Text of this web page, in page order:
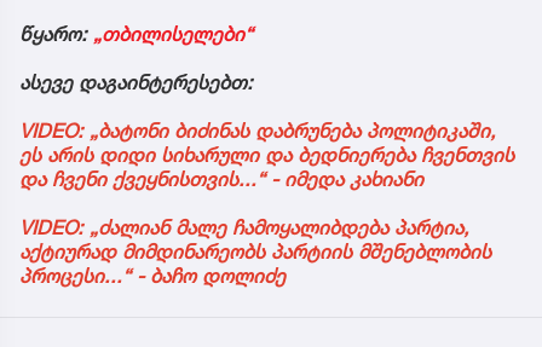
წყარო: „თბილისელები“
ასევე დაგაინტერესებთ:
VIDEO: „ბატონი ბიძინას დაბრუნება პოლიტიკაში,
ეს არის დიდი სიხარული და ბედნიერება ჩვენთვის
და ჩვენი ქვეყნისთვის...“ - იმედა კახიანი
VIDEO: „ძალიან მალე ჩამოყალიბდება პარტია,
აქტიურად მიმდინარეობს პარტიის მშენებლობის
პროცესი...“ - ბაჩო დოლიძე